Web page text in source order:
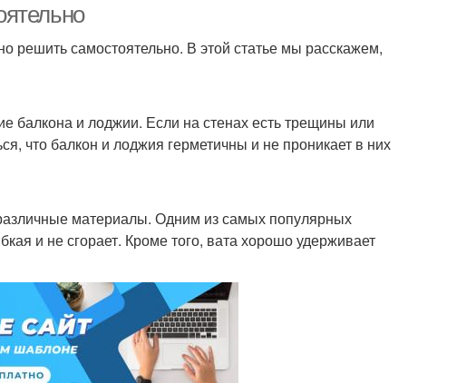
решить самостоятельно. В этой статье мы расскажем,
балкона и лоджии. Если на стенах есть трещины или
что балкон и лоджия герметичны и не проникает в них
материалы. Одним из самых популярных
и не сгорает. Кроме того, вата хорошо удерживает